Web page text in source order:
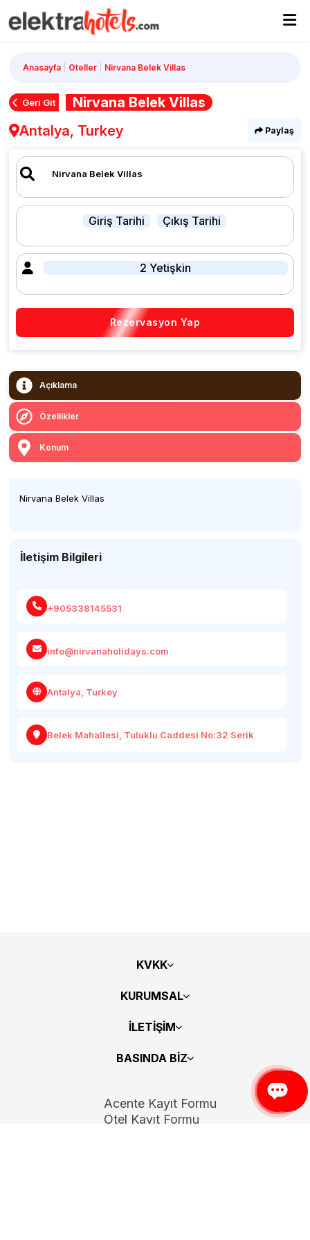
Anasayfa Oteller Nirvana Belek Villas
Geri Git
Nirvana Belek Villas
Antalya, Turkey
Paylaş
Giriş Tarihi Çıkış Tarihi
2 Yetişkin
Rezervasyon Yap
Açıklama
Özellikler
Konum
Nirvana Belek Villas
İletişim Bilgileri
+905338145531
info@nirvanaholidays.com
Antalya, Turkey
Belek Mahallesi, Tuluklu Caddesi No:32 Serik
KVKK
KURUMSAL
İLETİŞİM
BASINDA BİZ
Acente Kayıt Formu
Otel Kayıt Formu